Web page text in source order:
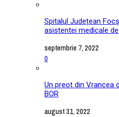
Spitalul Județean
asistentei medicale de
septembrie 7, 2022
0
Un preot din Vrancea
BOR
august 31, 2022